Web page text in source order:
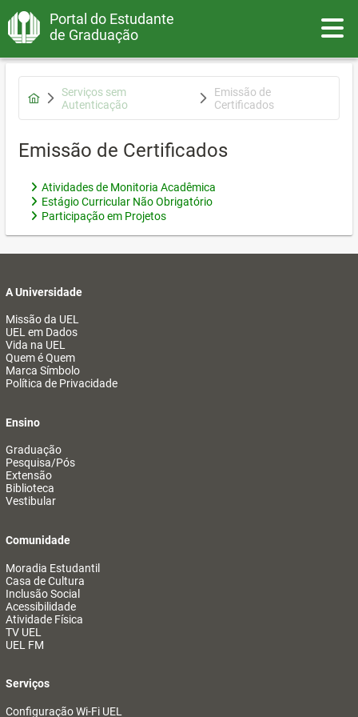
Portal do Estudante
de Graduação
Serviços sem
Autenticação
Emissão de
Certificados
Emissão de Certificados
Atividades de Monitoria Acadêmica
Estágio Curricular Não Obrigatório
Participação em Projetos
A Universidade
Missão da UEL
UEL em Dados
Vida na UEL
Quem é Quem
Marca Símbolo
Política de Privacidade
Ensino
Graduação
Pesquisa/Pós
Extensão
Biblioteca
Vestibular
Comunidade
Moradia Estudantil
Casa de Cultura
Inclusão Social
Acessibilidade
Atividade Física
TV UEL
UEL FM
Serviços
Configuração Wi-Fi UEL